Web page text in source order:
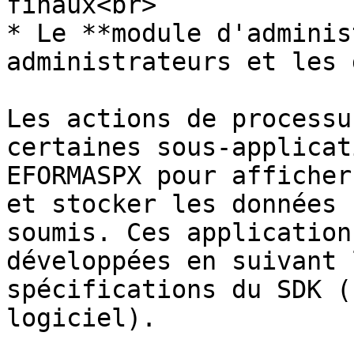
* Le **module
administrateurs et les
Les actions de
certaines sous-
EFORMASPX pour
et stocker les
soumis. Ces
développées en
spécifications du SDK
logiciel).